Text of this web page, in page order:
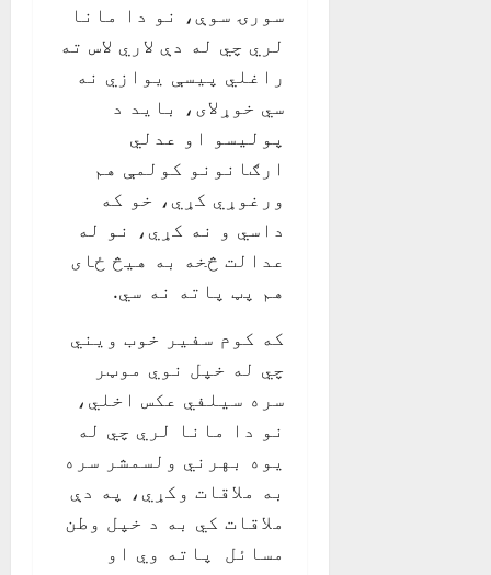
سورۍ سوې، نو دا مانا
لري چي له دې لاري لاس ته
راغلي پيسې يوازي نه
سي خوړلای، بايد د
پوليسو او عدلي
ارګانونو کولمې هم
ورغوړي کړي، خو که
داسي و نه کړي، نو له
عدالت څخه به هيڅ ځای
هم پټ پاته نه سي.
که کوم سفير خوب ويني
چي له خپل نوي موټر
سره سيلفي عکس اخلي،
نو دا مانا لري چي له
يوه بهرني ولسمشر سره
به ملاقات وکړي، په دې
ملاقات کي به د خپل وطن
مسائل پاته وي او